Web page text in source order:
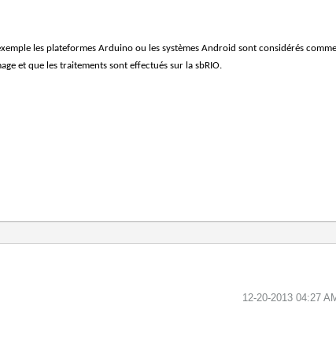
les plateformes Arduino ou les systèmes Android sont considérés
et que les traitements sont effectués sur la sbRIO.
‎12-20-2013 04:27